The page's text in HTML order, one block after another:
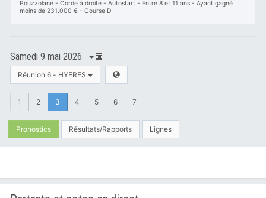
Pouzzolane - Corde à droite - Autostart - Entre 8 et 11 ans - Ayant gagné
moins de 231.000 € - Course D
Samedi 9 mai 2026
Réunion 6 - HYERES
1 2 3 4 5 6 7
Pronostics Résultats/Rapports Lignes